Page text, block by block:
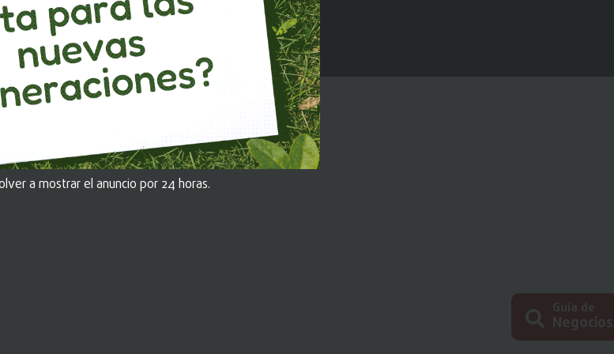
Guía de
a mostrar el anuncio por 24 horas.